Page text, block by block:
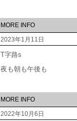
MORE INFO
2023年1月11日
T字路s
夜も朝も午後も
MORE INFO
2022年10月6日